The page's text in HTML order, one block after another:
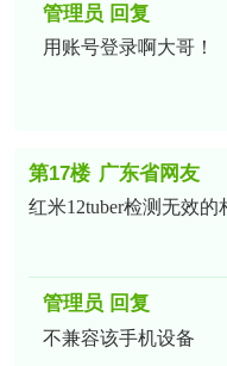
管理员 回复
用账号登录啊大哥！
第17楼 广东省网友
红米12tuber检测无效
管理员 回复
不兼容该手机设备